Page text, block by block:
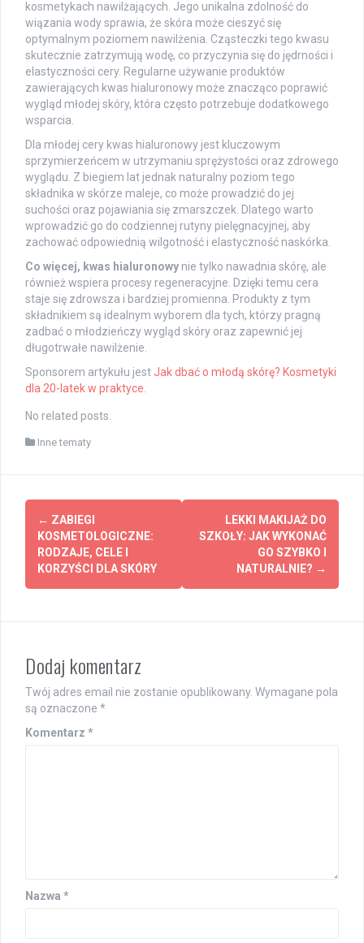
kosmetykach nawilżających. Jego unikalna zdolność do
wiązania wody sprawia, że skóra może cieszyć się
optymalnym poziomem nawilżenia. Cząsteczki tego kwasu
skutecznie zatrzymują wodę, co przyczynia się do jędrności i
elastyczności cery. Regularne używanie produktów
zawierających kwas hialuronowy może znacząco poprawić
wygląd młodej skóry, która często potrzebuje dodatkowego
wsparcia.
Dla młodej cery kwas hialuronowy jest kluczowym
sprzymierzeńcem w utrzymaniu sprężystości oraz zdrowego
wyglądu. Z biegiem lat jednak naturalny poziom tego
składnika w skórze maleje, co może prowadzić do jej
suchości oraz pojawiania się zmarszczek. Dlatego warto
wprowadzić go do codziennej rutyny pielęgnacyjnej, aby
zachować odpowiednią wilgotność i elastyczność naskórka.
Co więcej, kwas hialuronowy nie tylko nawadnia skórę, ale
również wspiera procesy regeneracyjne. Dzięki temu cera
staje się zdrowsza i bardziej promienna. Produkty z tym
składnikiem są idealnym wyborem dla tych, którzy pragną
zadbać o młodzieńczy wygląd skóry oraz zapewnić jej
długotrwałe nawilżenie.
Sponsorem artykułu jest Jak dbać o młodą skórę? Kosmetyki
dla 20-latek w praktyce.
No related posts.
Inne tematy
Post
navigation
← ZABIEGI
KOSMETOLOGICZNE:
RODZAJE, CELE I
KORZYŚCI DLA SKÓRY
LEKKI MAKIJAŻ DO
SZKOŁY: JAK WYKONAĆ
GO SZYBKO I
NATURALNIE? →
Dodaj komentarz
Twój adres email nie zostanie opublikowany. Wymagane pola
są oznaczone *
Komentarz *
Nazwa *